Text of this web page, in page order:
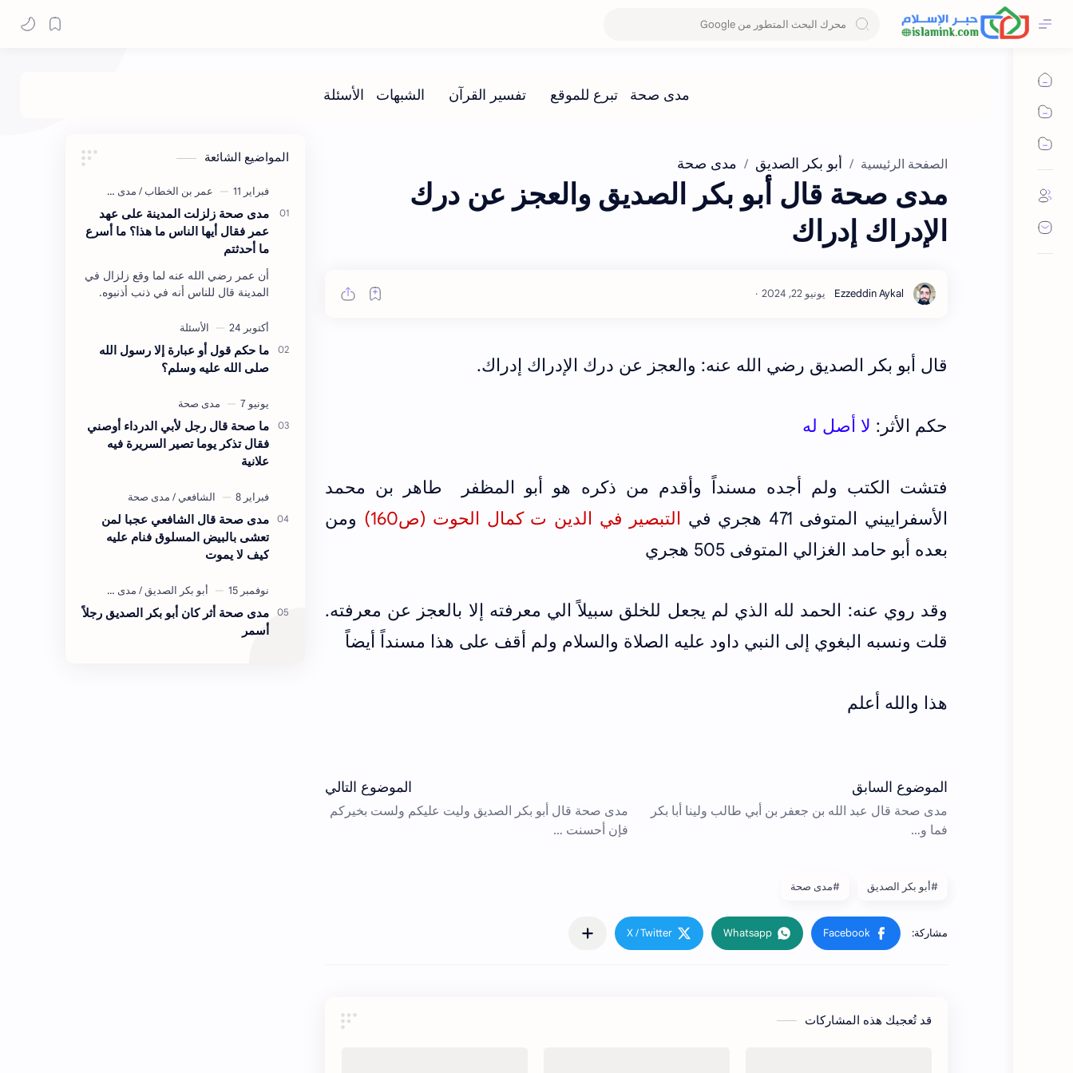
الصفحة الرئيسية أبو بكر الصديق مدى صحة
مدى صحة قال أبو بكر الصديق والعجز عن درك
الإدراك إدراك
قال أبو بكر الصديق رضي الله عنه: والعجز عن درك الإدراك إدراك.
حكم الأثر: لا أصل له
فتشت الكتب ولم أجده مسنداً وأقدم من ذكره هو أبو المظفر طاهر بن محمد
الأسفراييني المتوفى 471 هجري في
التبصير في الدين ت كمال الحوت (ص160)
ومن
بعده أبو حامد الغزالي المتوفى 505 هجري
وقد روي عنه: الحمد لله الذي لم يجعل للخلق سبيلاً الي معرفته إلا بالعجز عن معرفته.
قلت ونسبه البغوي إلى النبي داود عليه الصلاة والسلام ولم أقف على هذا مسنداً أيضاً
هذا والله أعلم
#أبو بكر الصديق #مدى صحة
قد تُعجبك هذه المشاركات
المواضيع الشائعة
مدى صحة زلزلت المدينة على عهد
عمر فقال أيها الناس ما هذا؟ ما أسرع
ما أحدثتم
أن عمر رضي الله عنه لما وقع زلزال في
المدينة قال للناس أنه في ذنب أذنبوه.
معناه أخرجه ابن أبي الدنيا في العقوبات
(ص3…
ما حكم قول أو عبارة إلا رسول الله
صلى الله عليه وسلم؟
ما صحة قال رجل لأبي الدرداء أوصني
فقال تذكر يوما تصير السريرة فيه
علانية
مدى صحة قال الشافعي عجبا لمن
تعشى بالبيض المسلوق فنام عليه
كيف لا يموت
مدى صحة أثر كان أبو بكر الصديق رجلاً
أسمر